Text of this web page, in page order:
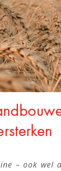
– ook wel